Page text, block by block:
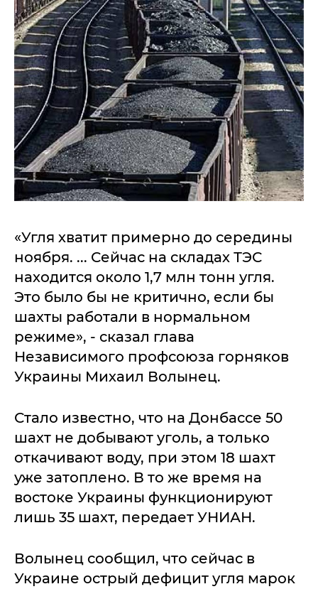
«Угля хватит примерно до середины
ноября. ... Сейчас на складах ТЭС
находится около 1,7 млн тонн угля.
Это было бы не критично, если бы
шахты работали в нормальном
режиме», - сказал глава
Независимого профсоюза горняков
Украины Михаил Волынец.
Стало известно, что на Донбассе 50
шахт не добывают уголь, а только
откачивают воду, при этом 18 шахт
уже затоплено. В то же время на
востоке Украины функционируют
лишь 35 шахт, передает УНИАН.
Волынец сообщил, что сейчас в
Украине острый дефицит угля марок